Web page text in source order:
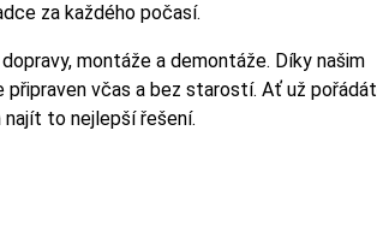
za každého počasí.
montáže a demontáže. Díky našim
včas a bez starostí. Ať už
to nejlepší řešení.